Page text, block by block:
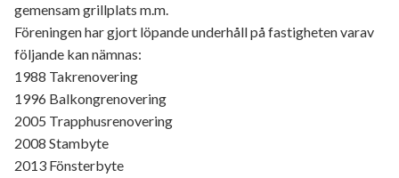
gemensam grillplats m.m.
Föreningen har gjort löpande underhåll på fastigheten varav
följande kan nämnas:
1988 Takrenovering
1996 Balkongrenovering
2005 Trapphusrenovering
2008 Stambyte
2013 Fönsterbyte